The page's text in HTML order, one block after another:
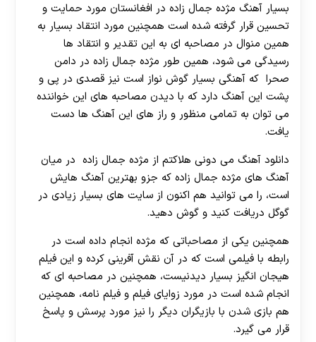
بسیار آهنگ مژده جمال زاده در افغانستان مورد حمایت و
تحسین قرار گرفته شده است همچنین مورد انتقاد بسیار به
همین منوال در مصاحبه ای به این تقدیر و انتقاد ها
رسیدگی می شود، همین طور مژده جمال زاده در دامن
صحرا که آهنگی بسیار گوش نواز است نیز قصدی در پی و
پشت این آهنگ دارد که با دیدن مصاحبه های این خواننده
می توان به تمامی منظور و راز های این آهنگ ها دست
یافت.
دانلود آهنگ می دونی هلاکتم از مژده جمال زاده در میان
آهنگ های مژده جمال زاده که جزو بهترین آهنگ هایش
است، را می توانید هم اکنون از سایت های بسیار زیادی در
گوگل دریافت کنید و گوش دهید.
همچنین یکی از مصاحباتی که مژده انجام داده است در
رابطه با فیلمی است که در آن نقش آفرینی کرده و این فیلم
هیجان انگیز بسیار دیدنیست، همچنین در مصاحبه ای که
انجام شده است در مورد زوایای فیلم و فیلم نامه، همچنین
هم بازی شدن با بازیگران دیگر را نیز مورد پرسش و پاسخ
قرار می گیرد.